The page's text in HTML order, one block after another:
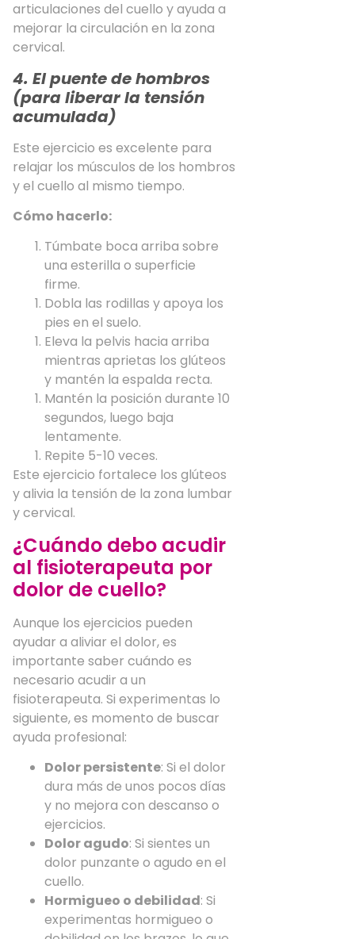
articulaciones del cuello y ayuda a
mejorar la circulación en la zona
cervical.
4. El puente de hombros
(para liberar la tensión
acumulada)
Este ejercicio es excelente para
relajar los músculos de los hombros
y el cuello al mismo tiempo.
Cómo hacerlo:
Túmbate boca arriba sobre
una esterilla o superficie
firme.
Dobla las rodillas y apoya los
pies en el suelo.
Eleva la pelvis hacia arriba
mientras aprietas los glúteos
y mantén la espalda recta.
Mantén la posición durante 10
segundos, luego baja
lentamente.
Repite 5-10 veces.
Este ejercicio fortalece los glúteos
y alivia la tensión de la zona lumbar
y cervical.
¿Cuándo debo acudir
al fisioterapeuta por
dolor de cuello?
Aunque los ejercicios pueden
ayudar a aliviar el dolor, es
importante saber cuándo es
necesario acudir a un
fisioterapeuta. Si experimentas lo
siguiente, es momento de buscar
ayuda profesional:
Dolor persistente: Si el dolor
dura más de unos pocos días
y no mejora con descanso o
ejercicios.
Dolor agudo: Si sientes un
dolor punzante o agudo en el
cuello.
Hormigueo o debilidad: Si
experimentas hormigueo o